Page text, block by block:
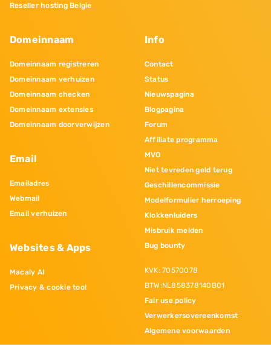
Reseller hosting Belgie
Domeinnaam
Domeinnaam registreren
Domeinnaam verhuizen
Domeinnaam checken
Domeinnaam extensies
Domeinnaam doorverwijzen
Email
Emailadres
Webmail
Email verhuizen
Websites & Apps
Macaly AI
Privacy & cookie tool
Info
Contact
Status
Nieuwspagina
Blogpagina
Forum
Affiliate programma
MVO
Niet tevreden geld terug
Geschillencommissie
Modelformulier herroeping
Klokkenluiders
Misbruik melden
Bug bounty
KVK: 70570078
BTW:NL858378140B01
Fair use policy
Verwerkersovereenkomst
Algemene voorwaarden